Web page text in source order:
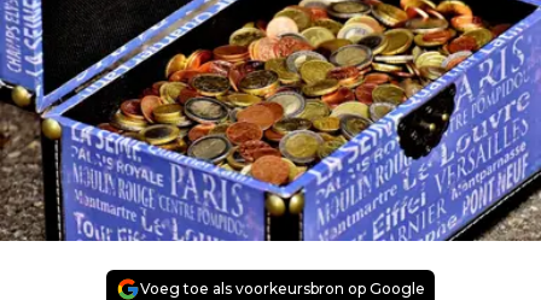
Voeg toe als voorkeursbron op Google